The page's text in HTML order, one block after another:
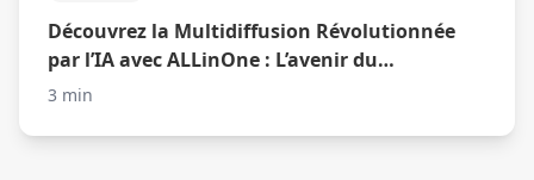
Découvrez la Multidiffusion Révolutionnée
par l’IA avec ALLinOne : L’avenir du
Recrutement Optimisé
3 min